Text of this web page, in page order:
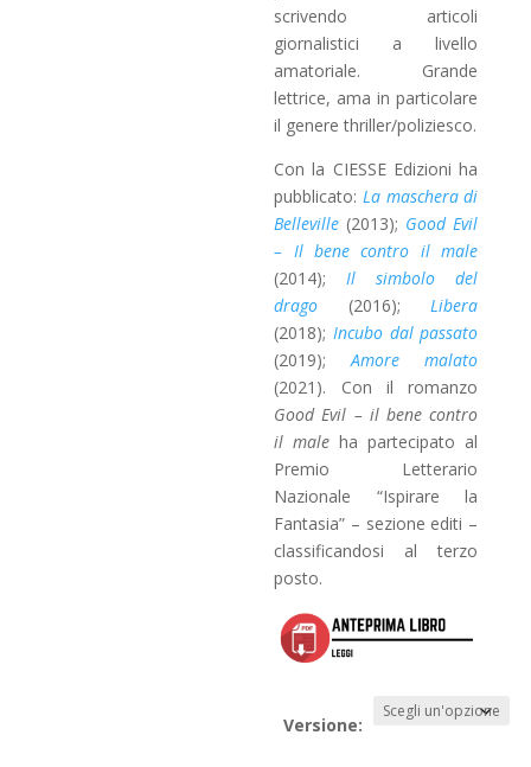
scrivendo articoli
giornalistici a livello
amatoriale. Grande
lettrice, ama in particolare
il genere thriller/poliziesco.
Con la CIESSE Edizioni ha
pubblicato: La maschera di
Belleville (2013); Good Evil
– Il bene contro il male
(2014);Il simbolo del
drago (2016);Libera
(2018); Incubo dal passato
(2019);Amore malato
(2021). Con il romanzo
Good Evil – il bene contro
il maleha partecipato al
Premio Letterario
Nazionale “Ispirare la
Fantasia” – sezione editi –
classificandosi al terzo
posto.
Versione: